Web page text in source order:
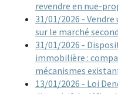
revendre en nue-
31/01/2026 -
sur le marché
31/01/2026 -
immobilière :
mécanismes
13/01/2026 - Loi